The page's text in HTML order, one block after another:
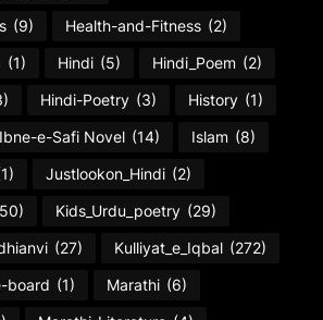
(9) Health-and-Fitness (2)
(1) Hindi (5) Hindi_Poem (2)
Hindi-Poetry (3) History (1)
Ibne-e-Safi Novel (14) Islam (8)
Justlookon_Hindi (2)
Kids_Urdu_poetry (29)
(27) Kulliyat_e_Iqbal (272)
board (1) Marathi (6)